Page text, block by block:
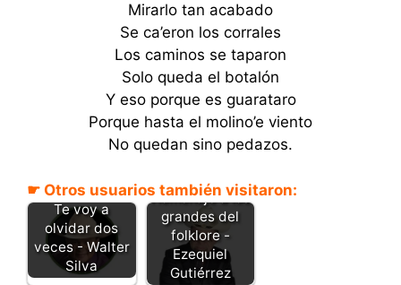
Mirarlo tan acabado
Se ca’eron los corrales
Los caminos se taparon
Solo queda el botalón
Y eso porque es guarataro
Porque hasta el molino’e viento
No quedan sino pedazos.
☛ Otros usuarios también visitaron:
Te voy a
olvidar dos
veces - Walter
Silva
Homenaje a los
grandes del
folklore -
Ezequiel
Gutiérrez